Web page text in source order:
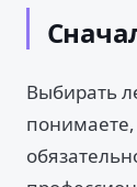
Выбирать
понимаете,